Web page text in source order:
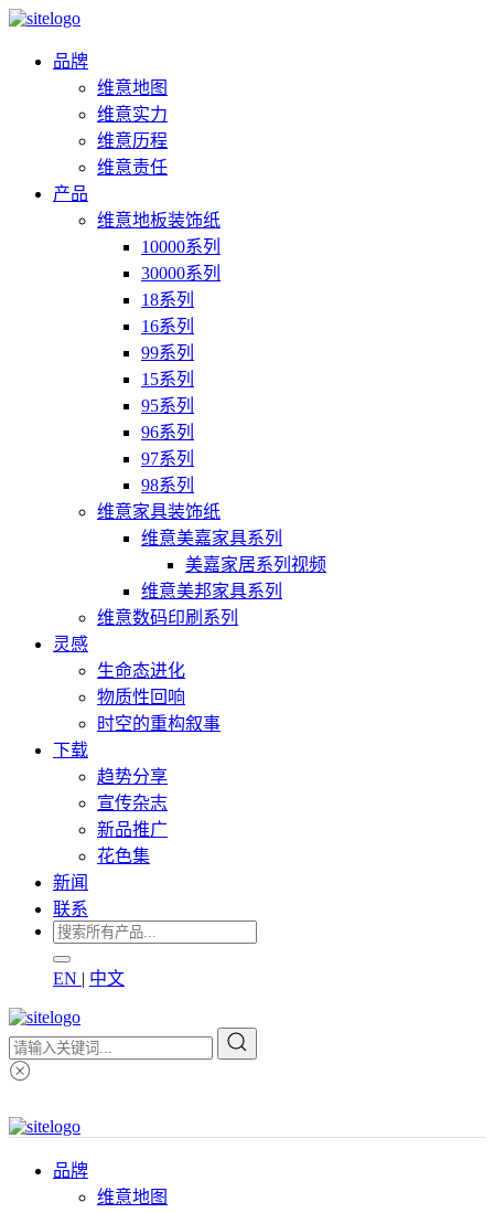
品牌
维意地图
维意实力
维意历程
维意责任
产品
维意地板装饰纸
10000系列
30000系列
18系列
16系列
99系列
15系列
95系列
96系列
97系列
98系列
维意家具装饰纸
维意美嘉家具系列
美嘉家居系列视频
维意美邦家具系列
维意数码印刷系列
灵感
生命态进化
物质性回响
时空的重构叙事
下载
趋势分享
宣传杂志
新品推广
花色集
新闻
联系
EN | 中文
品牌
维意地图